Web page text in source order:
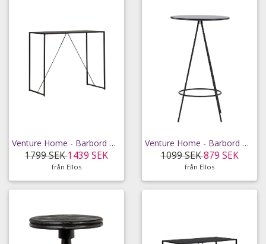
Venture Home - Barbord Brea - Svart
1799 SEK1439 SEK
från Ellos
Venture Home - Barbord Bistro - Svart
1099 SEK879 SEK
från Ellos